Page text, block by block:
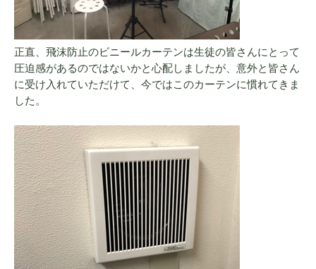
正直、飛沫防止のビニールカーテンは生徒の皆さんにとって
圧迫感があるのではないかと心配しましたが、意外と皆さん
に受け入れていただけて、今ではこのカーテンに慣れてきま
した。